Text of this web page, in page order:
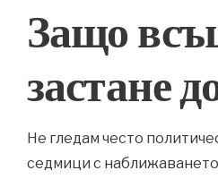
Защо
застане
Не гледам често
седмици с